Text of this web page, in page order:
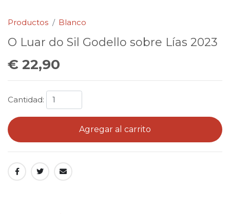
Productos Blanco
O Luar do Sil Godello sobre Lías 2023
€ 22,90
Cantidad:
Agregar al carrito